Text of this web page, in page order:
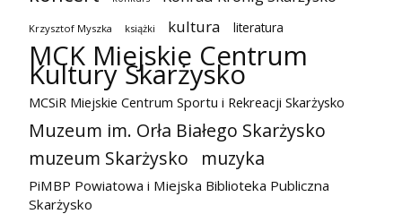
Krzysztof Myszka książki kultura literatura
MCK Miejskie Centrum
Kultury Skarżysko
MCSiR Miejskie Centrum Sportu i Rekreacji Skarżysko
Muzeum im. Orła Białego Skarżysko
muzeum Skarżysko
muzyka
PiMBP Powiatowa i Miejska Biblioteka Publiczna
Skarżysko